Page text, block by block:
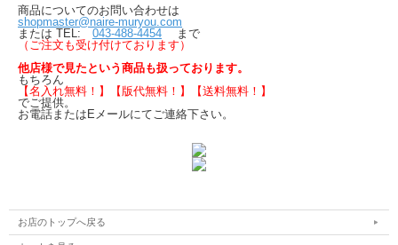
商品についてのお問い合わせは
shopmaster@naire-muryou.com
または TEL: 043-488-4454 まで
（ご注文も受け付けております）
他店様で見たという商品も扱っております。
もちろん
【名入れ無料！】【版代無料！】【送料無料！】
でご提供。
お電話またはEメールにてご連絡下さい。
お店のトップへ戻る